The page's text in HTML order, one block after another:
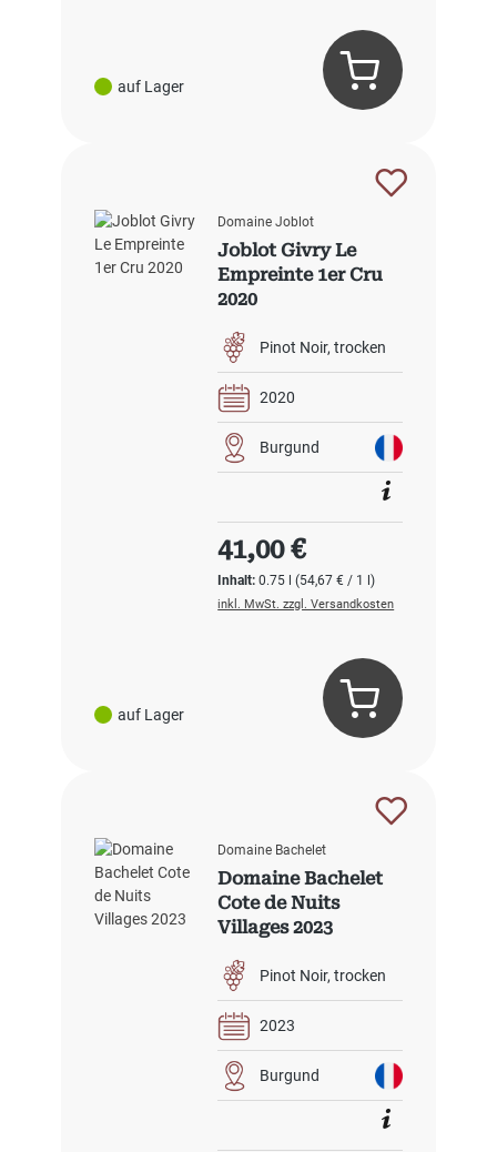
auf Lager
auf Lager
Domaine Joblot
Joblot Givry Le
Empreinte 1er Cru
2020
Pinot Noir trocken
2020
Burgund
Inhalt:0.75 l(54,67 € / 1 l)
Regulärer Preis:
41,00 €
inkl. MwSt. zzgl. Versandkosten
Domaine Bachelet
Domaine Bachelet
Cote de Nuits
Villages 2023
Pinot Noir trocken
2023
Burgund